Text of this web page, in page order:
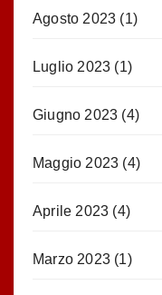
Agosto 2023 (1)
Luglio 2023 (1)
Giugno 2023 (4)
Maggio 2023 (4)
Aprile 2023 (4)
Marzo 2023 (1)